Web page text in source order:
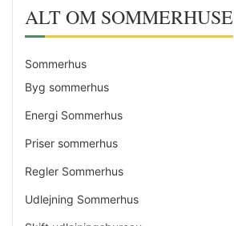
ALT OM SOMMERHUSE
Sommerhus
Byg sommerhus
Energi Sommerhus
Priser sommerhus
Regler Sommerhus
Udlejning Sommerhus